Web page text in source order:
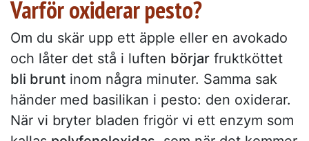
Varför oxiderar pesto?
Om du skär upp ett äpple eller en avokado
och låter det stå i luften börjar fruktköttet
bli brunt inom några minuter. Samma sak
händer med basilikan i pesto: den oxiderar.
När vi bryter bladen frigör vi ett enzym som